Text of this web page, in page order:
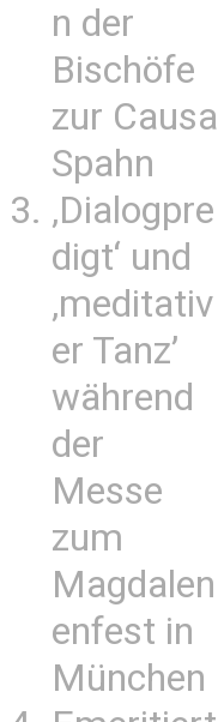
n der
Bischöfe
zur Causa
Spahn
‚Dialogpre
digt‘ und
‚meditativ
er Tanz’
während
der
Messe
zum
Magdalen
enfest in
München